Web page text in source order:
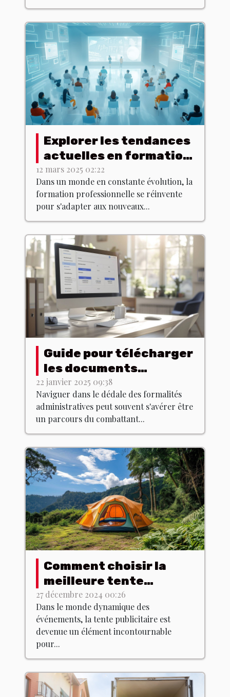
Explorer les tendances
actuelles en formation
professionnelle
12 mars 2025 02:22
Dans un monde en constante évolution, la
formation professionnelle se réinvente
pour s'adapter aux nouveaux...
Guide pour télécharger
les documents
juridiques des
entreprises en ligne
22 janvier 2025 09:38
Naviguer dans le dédale des formalités
administratives peut souvent s'avérer être
un parcours du combattant...
Comment choisir la
meilleure tente
publicitaire pour votre
événement
27 décembre 2024 00:26
Dans le monde dynamique des
événements, la tente publicitaire est
devenue un élément incontournable
pour...